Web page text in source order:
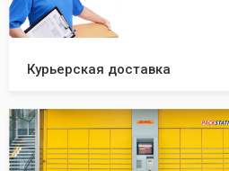
Курьерская доставка